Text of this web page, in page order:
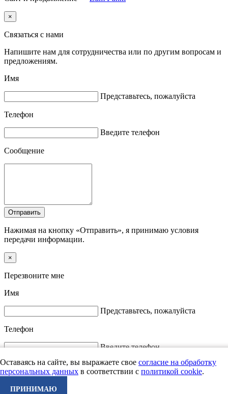
Оставаясь на сайте, вы выражаете свое согласие на обработку
персональных данных в соответствии с политикой cookie.
ПРИНИМАЮ
×
Связаться с нами
Напишите нам для сотрудничества или по другим вопросам и
предложениям.
Имя
Представьтесь, пожалуйста
Телефон
Введите телефон
Сообщение
Отправить
Нажимая на кнопку «Отправить», я принимаю условия
передачи информации.
×
Перезвоните мне
Имя
Представьтесь, пожалуйста
Телефон
Введите телефон
Нажимая на кнопку «Отправить», я принимаю условия
передачи информации.